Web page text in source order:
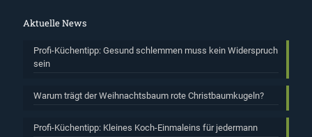
Aktuelle News
Profi-Küchentipp: Gesund schlemmen muss kein Widerspruch
sein
Warum trägt der Weihnachtsbaum rote Christbaumkugeln?
Profi-Küchentipp: Kleines Koch-Einmaleins für jedermann